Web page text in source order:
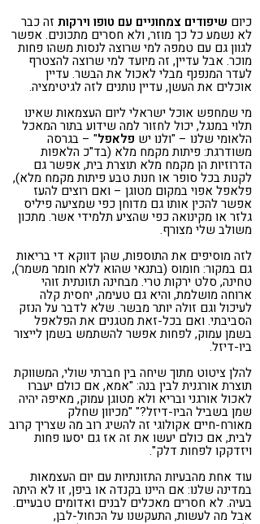
כיום שיפודים צמחוניים עם טופו וירקות זה כבר
לא נשמע כל כך מוזר, ולא חסרים מתכונים. אפשר
לגוון גם עם טמפה למי שרוצה לנסות משהו פחות
מוכר. אבל עדיין, זה מיועד למי שרוצה להצטרף
לעדר המנפנף מבלי לאכול את הבשר. עדיין
אוכלים את העשן, עדיין נותנים לזה לגיטימציה.
מי שמחפש אוכל ישראלי ליום העצמאות שאינו
תלוי במנגל, יכול לחזור למה שידוע בתור המאכל
הלאומי שלנו – "ולנו יש פלאפל" – בגרסה
משודרגת: פיתות מקמח מלא (בד"כ הלאפות
הדרוזיות הן מקמח מלא תוצרת בית, אפשר גם
לקנות בכל סופר או חנות טבע פיתות מקמח מלא),
פלאפל אפוי במקום מטוגן – ואם רוצים להעז
אפשר להכין אותו גם מדוחן כפי שמציעה פיליס
גלזר או מקינואה כפי שהציע תלמידי אשר. מתכון
משולב שלי מצורף.
לזה מוסיפים את התוספות, שהן דווקא די בריאות
גם במקור: חומוס (בתנאי שהוא ללא חומר משמר),
טחינה, סלט ירקות טרי. מבחינה תזונתית זוהי
ארוחה מושלמת, והיא גם טעימה, יחסית קלה
לעיכול וגם זולה יותר מבשר. שלא לדבר על הנזק
הסביבתי. ואם בכל-זאת מטגנים את הפלאפל
בשמן עמוק, לפחות אפשר להשתמש בשמן לייצור
ביו-דיזל.
להלן ציטוט מתוך שיחה בין חברתי שולי, המשווקת
תוצרת אורגנית לבין בנה: "אמא, אם כולם יעברו
לאכול אורגני ובריא ולא מטוגן עמוק, מאיפה יהיה
שמן בשביל הביו-דיזל?" "מכיוון שחלק
מאורח-חיים אקולוגי זה להשיג רוב מה שצריך קרוב
לבית, אם כולם יעשו את זה אז גם יסעו פחות
ויזדקקו לפחות דלק".
עוד אחת מהבעיות התזונתיות עם יום העצמאות
במדינה שלנו: אם היינו בקנדה או ביפן, זו לא היתה
בעיה. לא חסרים מאכלים לבנים ואדומים טבעיים.
אבל מה לעשות, התעקשנו על הכחול-לבן,